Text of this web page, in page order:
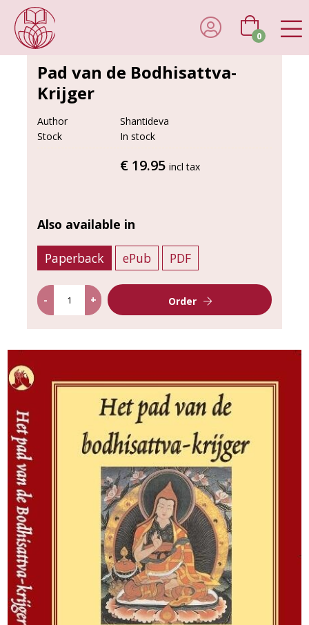
0
Pad van de Bodhisattva-
Krijger
Author
Shantideva
Stock
In stock
€ 19.95 incl tax
Also available in
Paperback ePub PDF
- + Order